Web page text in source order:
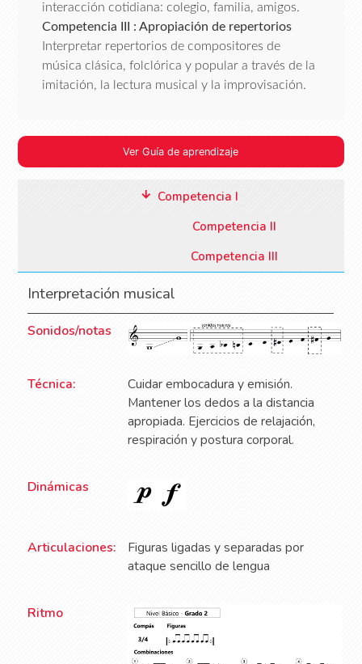
interacción cotidiana: colegio, familia, amigos.
Competencia III : Apropiación de repertorios
Interpretar repertorios de compositores de
música clásica, folclórica y popular a través de la
imitación, la lectura musical y la improvisación.
Ver Guía de aprendizaje
Competencia I
Competencia II
Competencia III
Interpretación musical
Sonidos/notas
Técnica:
Cuidar embocadura y emisión.
Mantener los dedos a la distancia
apropiada. Ejercicios de relajación,
respiración y postura corporal.
Dinámicas
Articulaciones:
Figuras ligadas y separadas por
ataquesencillo de lengua
Ritmo